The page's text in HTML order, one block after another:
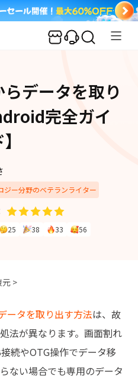
データを取り
完全ガイ
ジー分野のベテランライター
25 38 33 56
>
ータを取り出す方法は、故
法が異なります。画面割れ
続やOTG操作でデータ移
ない場合でも専用のデータ